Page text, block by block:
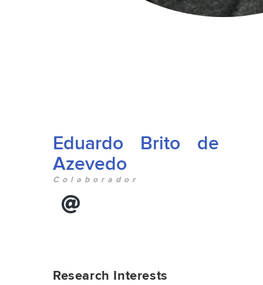
Eduardo Brito de
Azevedo
Colaborador
Research Interests